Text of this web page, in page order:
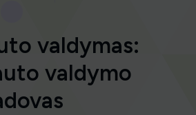
valdymas:
valdymo